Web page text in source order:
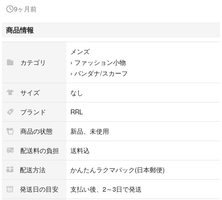
正規品。新品未使用品。 （定価\18,700 ）
9ヶ月前
商品情報
カテゴリ
メンズ
› ファッション小物
› バンダナ/スカーフ
サイズ なし
ブランド RRL
商品の状態 新品、未使用
配送料の負担 送料込
配送方法 かんたんラクマパック(日本郵便)
発送日の目安 支払い後、2～3日で発送